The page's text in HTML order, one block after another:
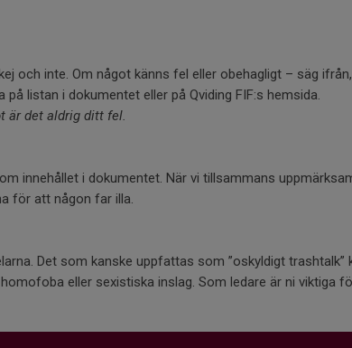
och inte. Om något känns fel eller obehagligt – säg
listan i dokumentet eller på Qviding FIF:s hemsida.
är det aldrig ditt fel.
innehållet i dokumentet. När vi tillsammans
för att någon far illa.
Det som kanske uppfattas som ”oskyldigt trashtalk”
eller sexistiska inslag. Som ledare är ni viktiga